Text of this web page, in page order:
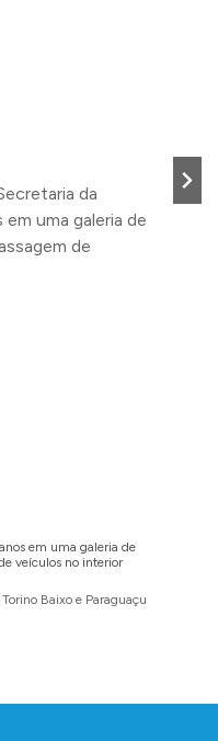
em uma galeria de
veículos no interior
Baixo e Paraguaçu